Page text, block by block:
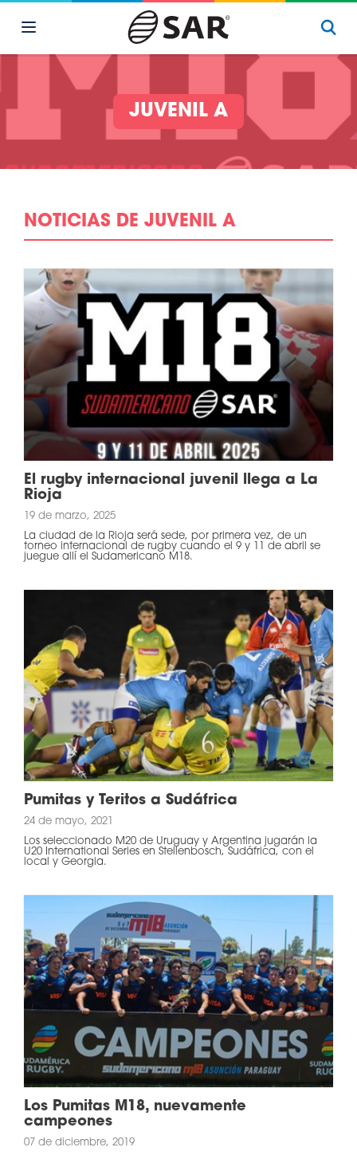
JUVENIL A
NOTICIAS DE JUVENIL A
El rugby internacional juvenil llega a La
Rioja
19 de marzo, 2025
La ciudad de la Rioja será sede, por primera vez, de un
torneo internacional de rugby cuando el 9 y 11 de abril se
juegue allí el Sudamericano M18.
Pumitas y Teritos a Sudáfrica
24 de mayo, 2021
Los seleccionado M20 de Uruguay y Argentina jugarán la
U20 International Series en Stellenbosch, Sudáfrica, con el
local y Georgia.
Los Pumitas M18, nuevamente
campeones
07 de diciembre, 2019